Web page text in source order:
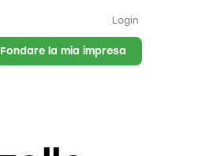
Login
Fondare la mia impresa